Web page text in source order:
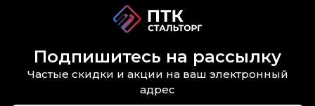
Подпишитесь на рассылку
Частые скидки и акции на ваш электронный
адрес